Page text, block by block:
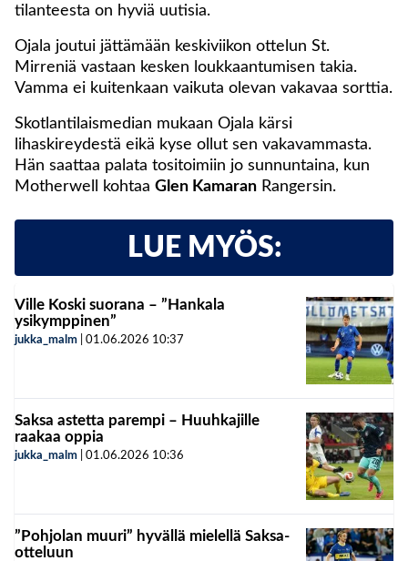
tilanteesta on hyviä uutisia.
Ojala joutui jättämään keskiviikon ottelun St.
Mirreniä vastaan kesken loukkaantumisen takia.
Vamma ei kuitenkaan vaikuta olevan vakavaa sorttia.
Skotlantilaismedian mukaan Ojala kärsi
lihaskireydestä eikä kyse ollut sen vakavammasta.
Hän saattaa palata tositoimiin jo sunnuntaina, kun
Motherwell kohtaa Glen Kamaran Rangersin.
LUE MYÖS:
Ville Koski suorana – ”Hankala
ysikymppinen”
jukka_malm 01.06.2026 10:37
Saksa astetta parempi – Huuhkajille
raakaa oppia
jukka_malm 01.06.2026 10:36
”Pohjolan muuri” hyvällä mielellä Saksa-
otteluun